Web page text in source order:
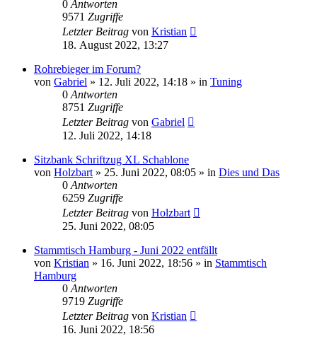
0 Antworten
9571 Zugriffe
Letzter Beitrag von Kristian
18. August 2022, 13:27
Rohrebieger im Forum?
von Gabriel » 12. Juli 2022, 14:18 » in Tuning
0 Antworten
8751 Zugriffe
Letzter Beitrag von Gabriel
12. Juli 2022, 14:18
Sitzbank Schriftzug XL Schablone
von Holzbart » 25. Juni 2022, 08:05 » in Dies und Das
0 Antworten
6259 Zugriffe
Letzter Beitrag von Holzbart
25. Juni 2022, 08:05
Stammtisch Hamburg - Juni 2022 entfällt
von Kristian » 16. Juni 2022, 18:56 » in Stammtisch
Hamburg
0 Antworten
9719 Zugriffe
Letzter Beitrag von Kristian
16. Juni 2022, 18:56